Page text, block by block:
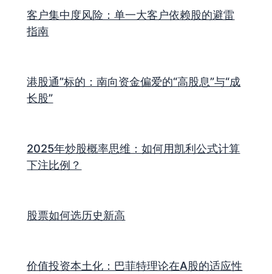
客户集中度风险：单一大客户依赖股的避雷
指南
港股通”标的：南向资金偏爱的“高股息”与“成
长股”
2025年炒股概率思维：如何用凯利公式计算
下注比例？
股票如何选历史新高
价值投资本土化：巴菲特理论在A股的适应性